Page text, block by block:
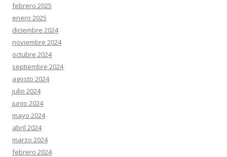
febrero 2025
enero 2025
diciembre 2024
noviembre 2024
octubre 2024
septiembre 2024
agosto 2024
julio 2024
junio 2024
mayo 2024
abril 2024
marzo 2024
febrero 2024